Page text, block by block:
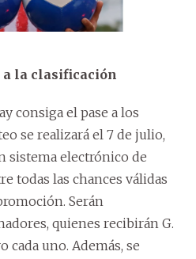
a la clasificación
consiga el pase a los
se realizará el 7 de julio,
sistema electrónico de
todas las chances válidas
Serán
quienes recibirán G.
uno. Además, se